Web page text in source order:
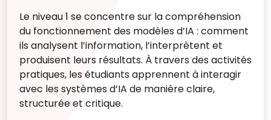
Le niveau 1 se concentre sur la compréhension
du fonctionnement des modèles d’IA : comment
ils analysent l’information, l’interprètent et
produisent leurs résultats. À travers des activités
pratiques, les étudiants apprennent à interagir
avec les systèmes d’IA de manière claire,
structurée et critique.